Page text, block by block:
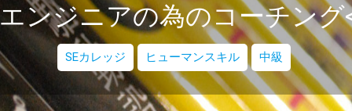
ンジニアの為のコーチング
SEカレッジ ヒューマンスキル 中級